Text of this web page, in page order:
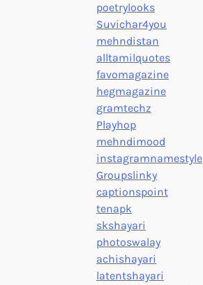
poetrylooks
Suvichar4you
mehndistan
alltamilquotes
favomagazine
hegmagazine
gramtechz
Playhop
mehndimood
instagramnamestyle
Groupslinky
captionspoint
tenapk
skshayari
photoswalay
achishayari
latentshayari